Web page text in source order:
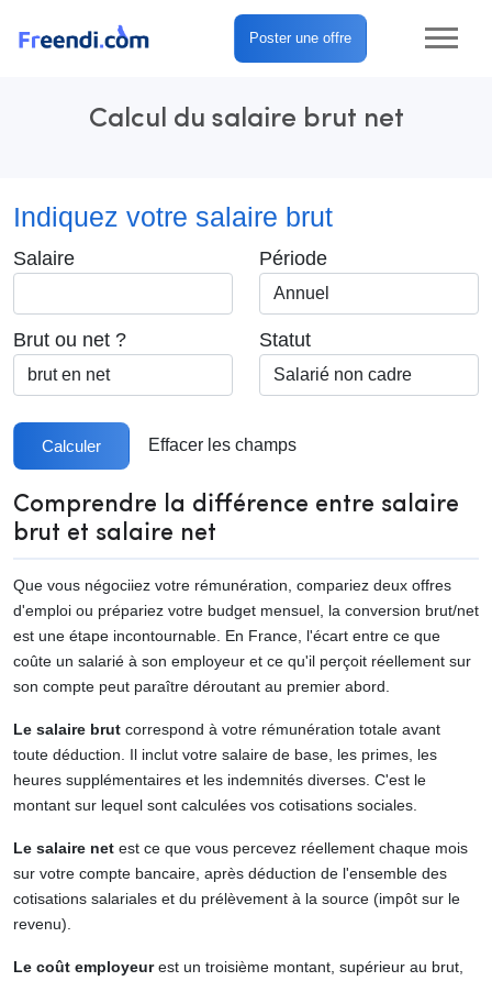
Poster une offre
Calcul du salaire brut net
Indiquez votre salaire brut
Salaire Période
Brut ou net ? Statut
Calculer Effacer les champs
Comprendre la différence entre salaire
brut et salaire net
Que vous négociiez votre rémunération, compariez deux offres
d'emploi ou prépariez votre budget mensuel, la conversion brut/net
est une étape incontournable. En France, l'écart entre ce que
coûte un salarié à son employeur et ce qu'il perçoit réellement sur
son compte peut paraître déroutant au premier abord.
Le salaire brut correspond à votre rémunération totale avant
toute déduction. Il inclut votre salaire de base, les primes, les
heures supplémentaires et les indemnités diverses. C'est le
montant sur lequel sont calculées vos cotisations sociales.
Le salaire net est ce que vous percevez réellement chaque mois
sur votre compte bancaire, après déduction de l'ensemble des
cotisations salariales et du prélèvement à la source (impôt sur le
revenu).
Le coût employeurest un troisième montant, supérieur au brut,